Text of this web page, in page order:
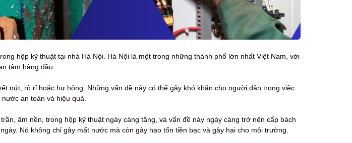
hộp kỹ thuật tại nhà Hà Nội. Hà Nội là một trong những thành phố lớn nhất Việt Nam, với
tâm hàng đầu.
nứt, rò rỉ hoặc hư hỏng. Những vấn đề này có thể gây khó khăn cho người dân trong việc
an toàn và hiệu quả.
âm nền, trong hộp kỹ thuật ngày càng tăng, và vấn đề này ngày càng trở nên cấp bách
Nó không chỉ gây mất nước mà còn gây hao tốn tiền bạc và gây hại cho môi trường.